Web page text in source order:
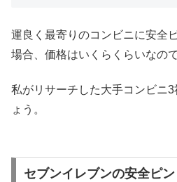
運良く最寄りのコンビニに安全
場合、価格はいくらくらいなの
私がリサーチした大手コンビニ
ょう。
セブンイレブンの安全ピ